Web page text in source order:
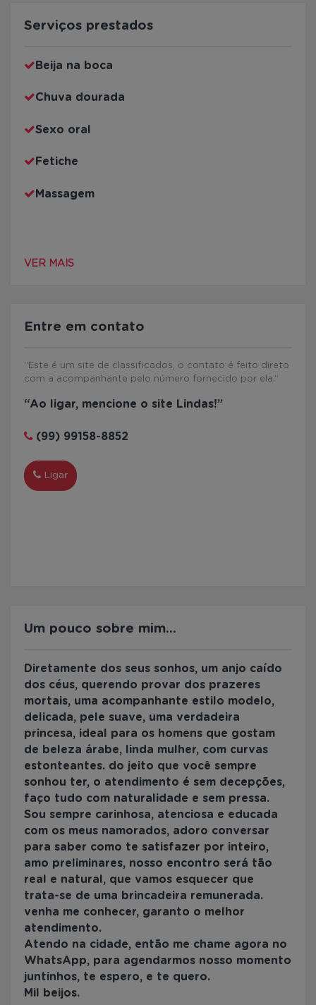
Serviços prestados
Beija na boca
Chuva dourada
Sexo oral
Fetiche
Massagem
VER MAIS
Entre em contato
“Este é um site de classificados, o contato é feito direto
com a acompanhante pelo número fornecido por ela.”
“Ao ligar, mencione o site Lindas!”
(99) 99158-8852
Ligar
Um pouco sobre mim...
Diretamente dos seus sonhos, um anjo caído
dos céus, querendo provar dos prazeres
mortais, uma acompanhante estilo modelo,
delicada, pele suave, uma verdadeira
princesa, ideal para os homens que gostam
de beleza árabe, linda mulher, com curvas
estonteantes. do jeito que você sempre
sonhou ter, o atendimento é sem decepções,
faço tudo com naturalidade e sem pressa.
Sou sempre carinhosa, atenciosa e educada
com os meus namorados, adoro conversar
para saber como te satisfazer por inteiro,
amo preliminares, nosso encontro será tão
real e natural, que vamos esquecer que
trata-se de uma brincadeira remunerada.
venha me conhecer, garanto o melhor
atendimento.
Atendo na cidade, então me chame agora no
WhatsApp, para agendarmos nosso momento
juntinhos, te espero, e te quero.
Mil beijos.